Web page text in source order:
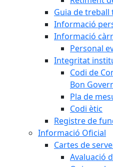
Guia de treball
Informació
Informació
Personal
Integritat
Codi de
Bon
Pla de
Codi ètic
Registre de
Informació Oficial
Cartes de
Avaluació